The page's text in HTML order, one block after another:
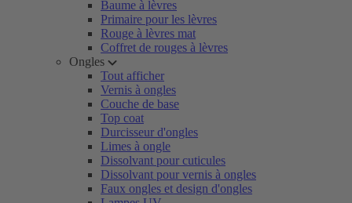
Baume à lèvres
Primaire pour les lèvres
Rouge à lèvres mat
Coffret de rouges à lèvres
Ongles
Tout afficher
Vernis à ongles
Couche de base
Top coat
Durcisseur d'ongles
Limes à ongle
Dissolvant pour cuticules
Dissolvant pour vernis à ongles
Faux ongles et design d'ongles